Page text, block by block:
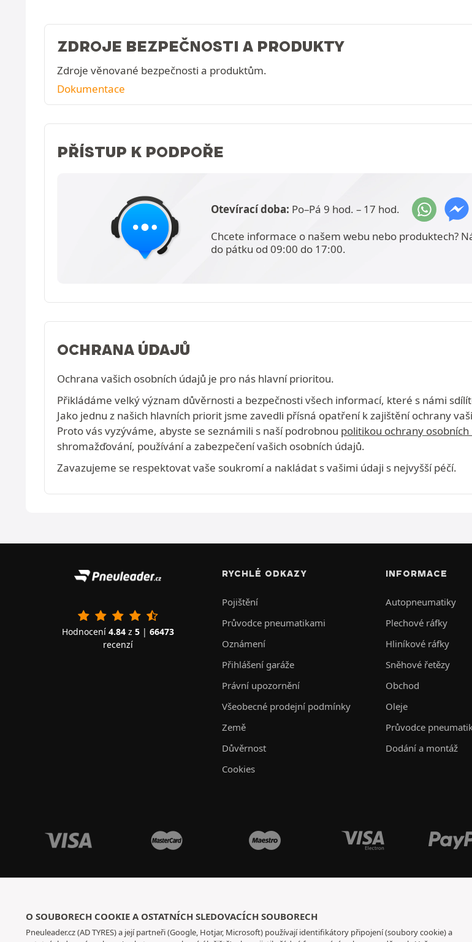
ZDROJE BEZPEČNOSTI A PRODUKTY
Zdroje věnované bezpečnosti a produktům.
Dokumentace
PŘÍSTUP K PODPOŘE
Otevírací doba: Po–Pá 9 hod. – 17 hod.
Chcete informace o našem webu nebo produktech?
do pátku od 09:00 do 17:00.
OCHRANA ÚDAJŮ
Ochrana vašich osobních údajů je pro nás hlavní prioritou.
Přikládáme velký význam důvěrnosti a bezpečnosti všech informací, které s námi
Jako jednu z našich hlavních priorit jsme zavedli přísná opatření k zajištění ochrany
Proto vás vyzýváme, abyste se seznámili s naší podrobnou politikou ochrany osobních
shromažďování, používání a zabezpečení vašich osobních údajů.
Zavazujeme se respektovat vaše soukromí a nakládat s vašimi údaji s nejvyšší péčí.
Hodnocení 4.84z 5| 66473
recenzí
RYCHLÉ ODKAZY
Pojištění
Průvodce pneumatikami
Oznámení
Přihlášení garáže
Právní upozornění
Všeobecné prodejní podmínky
Země
Důvěrnost
Cookies
INFORMACE
Autopneumatiky
Plechové ráfky
Hliníkové ráfky
Sněhové řetězy
Obchod
Oleje
Průvodce
Dodání a montáž
O SOUBORECH COOKIE A OSTATNÍCH SLEDOVACÍCH SOUBORECH
Pneuleader.cz (AD TYRES) a její partneři (Google, Hotjar, Microsoft) používají identifikátory připojení (soubory cookie) a